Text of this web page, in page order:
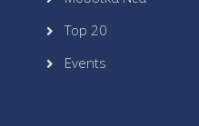
Top 20
Events